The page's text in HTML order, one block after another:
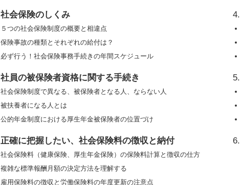
社会保険のしくみ
５つの社会保険制度の概要と相違点
保険事故の種類とそれぞれの給付は？
必ず行う！社会保険事務手続きの年間スケジュール
社員の被保険者資格に関する手続き
社会保険制度で異なる、被保険者となる人、ならない人
被扶養者になる人とは
公的年金制度における厚生年金被保険者の位置づけ
正確に把握したい、社会保険料の徴収と納付
社会保険料（健康保険、厚生年金保険）の保険料計算と徴収の仕方
複雑な標準報酬月額の決定方法を理解する
雇用保険料の徴収と労働保険料の年度更新の注意点